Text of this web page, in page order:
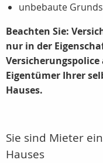
unbebaute
Beachten Sie:
nur in der
Versicherungspolice
Eigentümer Ihrer
Hauses.
Sie sind Mieter
Hauses